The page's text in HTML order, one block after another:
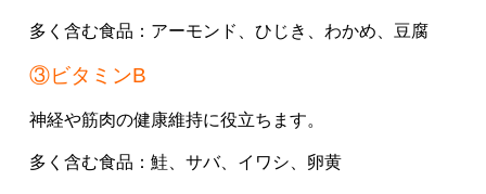
多く含む食品： アーモンド、 ひじき、 わかめ、 豆腐
③ビタミンB
神経や筋肉の健康維持に役立ちます。
多く含む食品： 鮭、 サバ、 イワシ、 卵黄